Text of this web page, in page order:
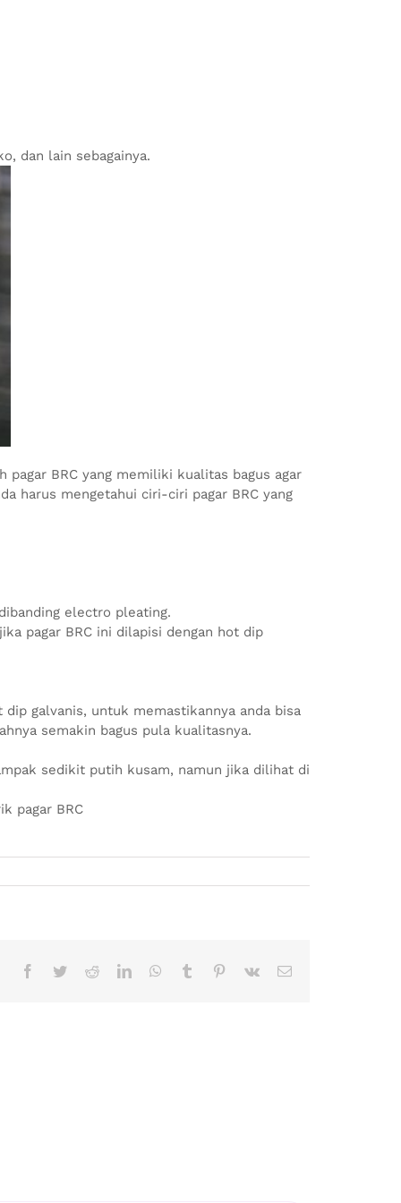
dan lain sebagainya.
pagar BRC yang memiliki kualitas bagus agar
harus mengetahui ciri-ciri pagar BRC yang
electro pleating.
pagar BRC ini dilapisi dengan hot dip
galvanis, untuk memastikannya anda bisa
semakin bagus pula kualitasnya.
sedikit putih kusam, namun jika dilihat di
pagar BRC
Facebook
TwitterRedditLinkedInWhatsApp
Tumblr Pinterest
Vk Email